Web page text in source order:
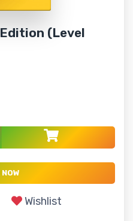
(Level
Wishlist